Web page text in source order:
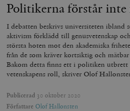
Politikerna förstår
I debatten beskrivs universiteten ibland
aktivism förklädd till genusvetenskap
största hoten mot den akademiska
från de som kräver kortsiktig och
Bakom detta finns ett i politiken utbrett
vetenskapens roll, skriver Olof
Publicerad 30 oktober 2020
Författare Olof Hallonsten